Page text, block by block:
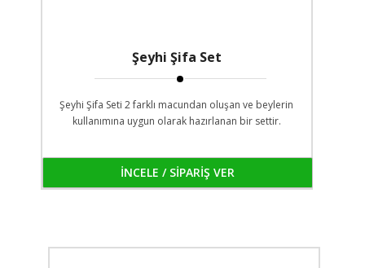
Şeyhi Şifa Set
Şeyhi Şifa Seti 2 farklı macundan oluşan ve beylerin
kullanımına uygun olarak hazırlanan bir settir.
İNCELE / SİPARİŞ VER